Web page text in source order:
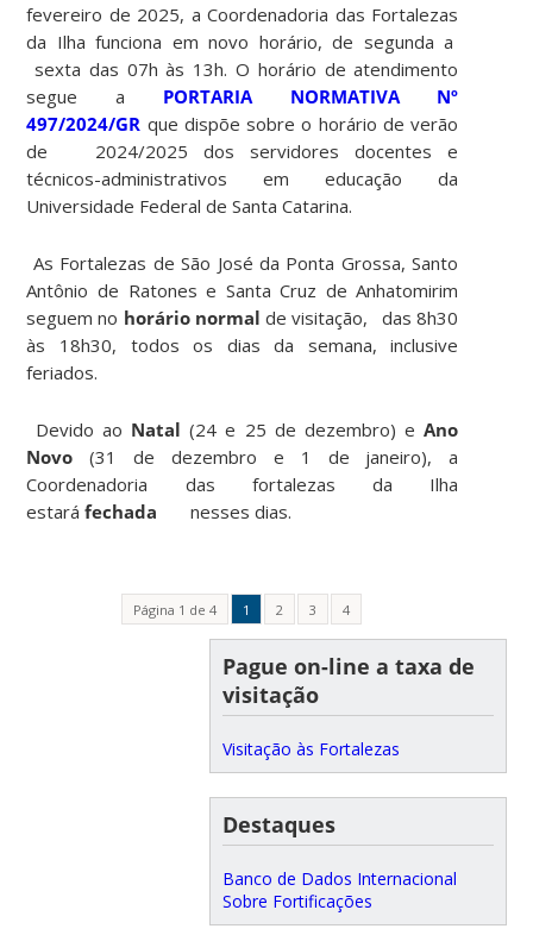
fevereiro de 2025, a Coordenadoria das Fortalezas
da Ilha funciona em novo horário, de segunda a
sexta das 07h às 13h. O horário de atendimento
segue a PORTARIA NORMATIVA Nº
497/2024/GR que dispõe sobre o horário de verão
de 2024/2025 dos servidores docentes e
técnicos-administrativos em educação da
Universidade Federal de Santa Catarina.
As Fortalezas de São José da Ponta Grossa, Santo
Antônio de Ratones e Santa Cruz de Anhatomirim
seguem no horário normal de visitação, das 8h30
às 18h30, todos os dias da semana, inclusive
feriados.
Devido ao Natal (24 e 25 de dezembro) eAno
Novo (31 de dezembro e 1 de janeiro), a
Coordenadoria das fortalezas da Ilha
estaráfechada nesses dias.
Página 1 de 4 1 2 3 4
Pague on-line a taxa de
visitação
Visitação às Fortalezas
Destaques
Banco de Dados Internacional
Sobre Fortificações